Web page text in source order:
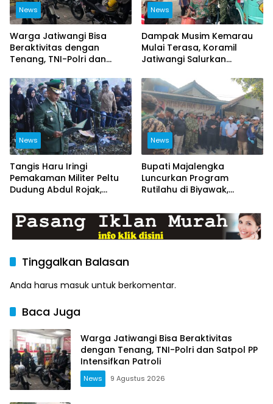
News
Warga Jatiwangi Bisa
Beraktivitas dengan
Tenang, TNI-Polri dan
Patroli
News
Dampak Musim Kemarau
Mulai Terasa, Koramil
Jatiwangi Salurkan
Warga Desa Loji
News
Tangis Haru Iringi
Pemakaman Militer Peltu
Dudung Abdul Rojak,
Upacara Penghormatan
Terakhir
News
Bupati Majalengka
Luncurkan Program
Rutilahu di Biyawak,
1714/Jatitujuh Turut
Dukung GEBER Bersama
Warga
Tinggalkan Balasan
Anda harus masuk untuk berkomentar.
Baca Juga
Warga Jatiwangi Bisa Beraktivitas
dengan Tenang, TNI-Polri dan Satpol PP
Intensifkan Patroli
News 9 Agustus 2026